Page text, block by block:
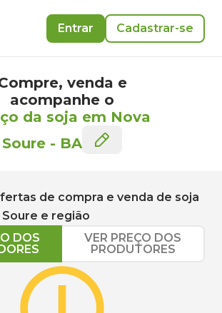
Entrar Cadastrar-se
venda e
acompanhe o
da soja em Nova
Soure - BA
de compra e venda de soja
Soure e região
DOS
VER PREÇO DOS
PRODUTORES